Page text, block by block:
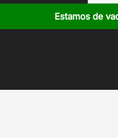
Estamos de